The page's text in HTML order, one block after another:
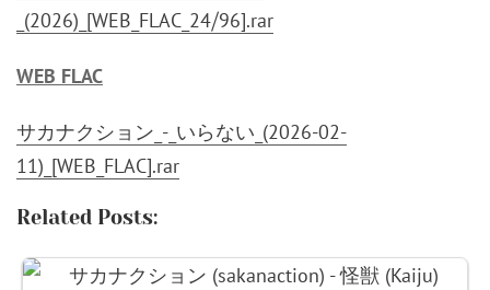
_(2026)_[WEB_FLAC_24⧸96].rar
WEB FLAC
サカナクション_-_いらない_(2026-02-
11)_[WEB_FLAC].rar
Related Posts: